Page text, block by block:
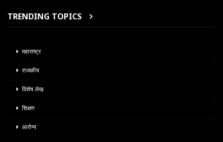
TRENDING TOPICS
महाराष्ट्र
राजकीय
विशेष लेख
शिक्षण
आरोग्य